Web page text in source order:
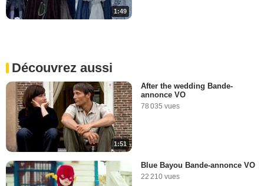
1:49
Découvrez aussi
1:51
After the wedding Bande-
annonce VO
78 035 vues
Blue Bayou Bande-annonce VO
22 210 vues